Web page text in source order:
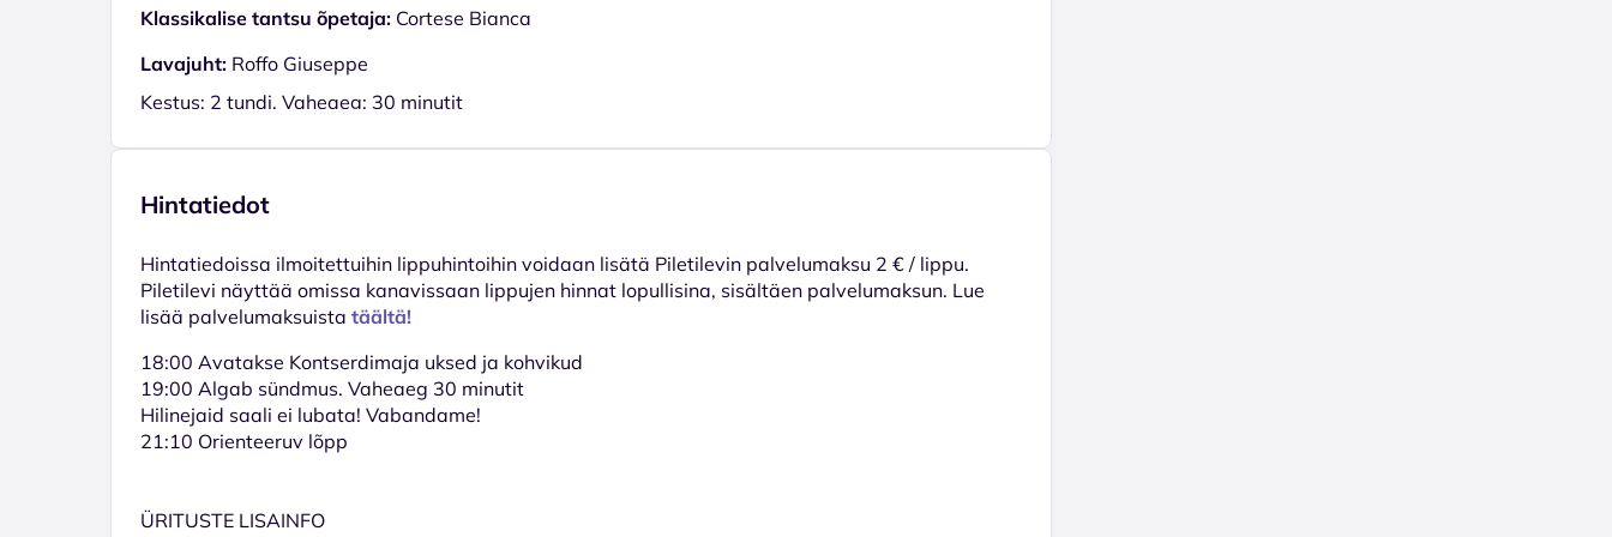
Klassikalise tantsu õpetaja: Cortese Bianca
Lavajuht: Roffo Giuseppe
Kestus: 2 tundi. Vaheaeg: 30 minutit
Hintatiedot
Hinta­tiedoissa ilmoitettuihin lippuhintoihin voidaan lisätä Piletilevin palvelumaksu 2 € / lippu.
Piletilevi näyttää omissa kanavissaan lippujen hinnat lopullisina, sisältäen palvelumaksun. Lue
lisää palvelumaksuista täältä!
18:00 Avatakse Kontserdimaja uksed ja kohvikud
19:00 Algab sündmus. Vaheaeg 30 minutit
Hilinejaid saali ei lubata! Vabandame!
21:10 Orienteeruv lõpp
ÜRITUSTE LISAINFO